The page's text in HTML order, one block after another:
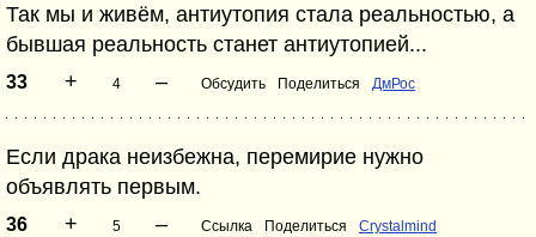
Так мы и живём, антиутопия стала реальностью, а
бывшая реальность станет антиутопией...
33 + 4 – Обсудить Поделиться ДмРос
Если драка неизбежна, перемирие нужно
объявлять первым.
36 + 5 – Ссылка Поделиться Crystalmind